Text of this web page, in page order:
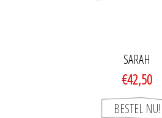
SARAH
€42,50